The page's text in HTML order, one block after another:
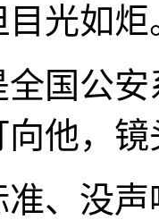
光如炬
国公
他，
、没